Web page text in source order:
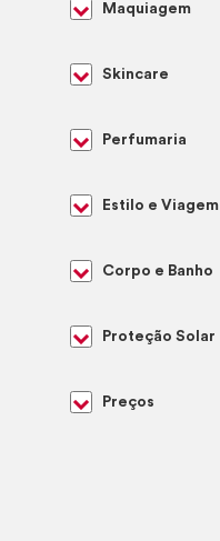
Maquiagem
Skincare
Perfumaria
Estilo e Viagem
Corpo e Banho
Proteção Solar
Preços